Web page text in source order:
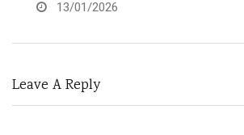
16/12/2025
Leave A Reply